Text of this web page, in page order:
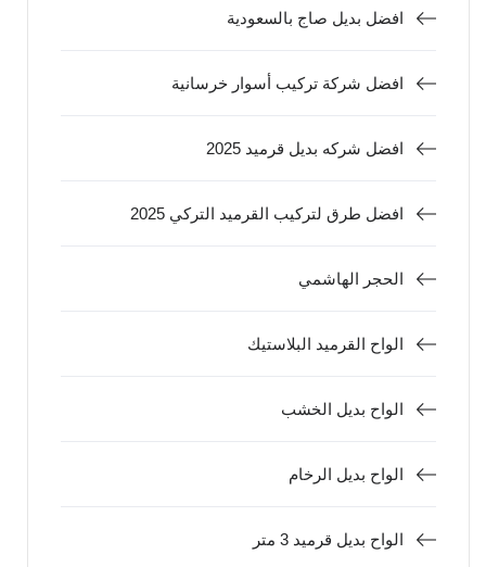
افضل بديل صاج بالسعودية
افضل شركة تركيب أسوار خرسانية
افضل شركه بديل قرميد 2025
افضل طرق لتركيب القرميد التركي 2025
الحجر الهاشمي
الواح القرميد البلاستيك
الواح بديل الخشب
الواح بديل الرخام
الواح بديل قرميد 3 متر